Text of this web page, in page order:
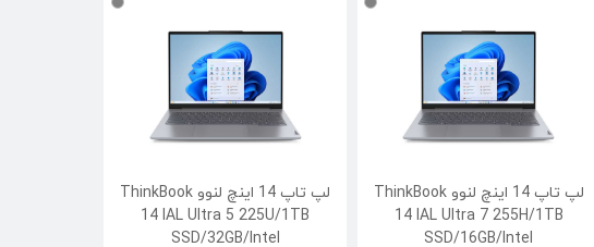
لپ تاپ 14 اینچ لنوو ThinkBook
14 IAL Ultra 7 255H/1TB
SSD/16GB/Intel
لپ تاپ 14 اینچ لنوو ThinkBook
14 IAL Ultra 5 225U/1TB
SSD/32GB/Intel